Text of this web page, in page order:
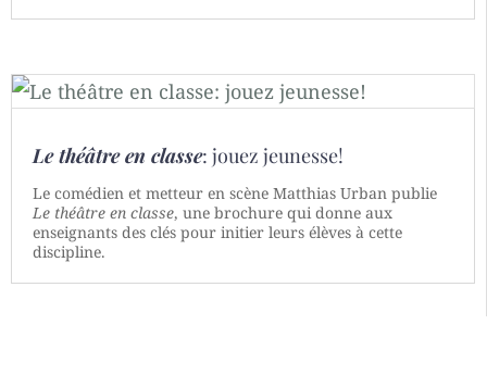
Le théâtre en classe: jouez jeunesse!
Le comédien et metteur en scène Matthias Urban publie
Le théâtre en classe, une brochure qui donne aux
enseignants des clés pour initier leurs élèves à cette
discipline.